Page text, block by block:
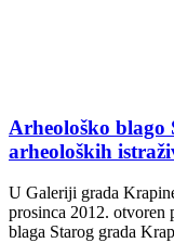
Arheološko
arheoloških
U Galeriji grada
prosinca 2012. otvoren
blaga Starog grada